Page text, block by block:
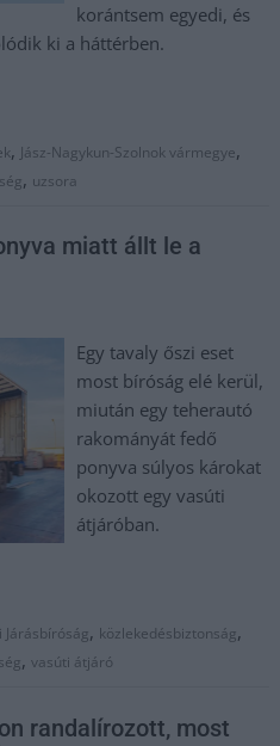
korántsem egyedi, és
ki a háttérben.
, Jász-Nagykun-Szolnok vármegye,
, uzsora
miatt állt le a
Egy tavaly őszi eset
most bíróság elé kerül,
miután egy teherautó
rakományát fedő
ponyva súlyos károkat
okozott egy vasúti
átjáróban.
Járásbíróság, közlekedésbiztonság,
,vasúti átjáró
randalírozott, most